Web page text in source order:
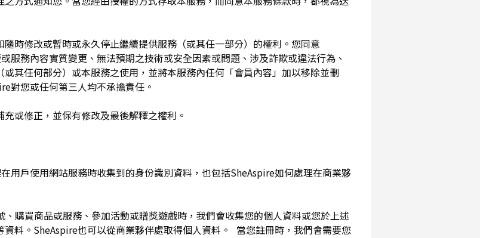
時修改或暫時或永久停止繼續提供服務（或其任一部分）的權利。您同意
服務內容實質變更、無法預期之技術或安全因素或問題、涉及詐欺或違法行為、
其任何部分）或本服務之使用，並將本服務內任何「會員內容」加以移除並刪
對您或任何第三人均不承擔責任。
或修正，並保有修改及最後解釋之權利。
用戶使用網站服務時收集到的身份識別資料，也包括SheAspire如何處理在商業夥
購買商品或服務、參加活動或贈獎遊戲時，我們會收集您的個人資料或您於上述
料。SheAspire也可以從商業夥伴處取得個人資料。 當您註冊時，我們會需要您